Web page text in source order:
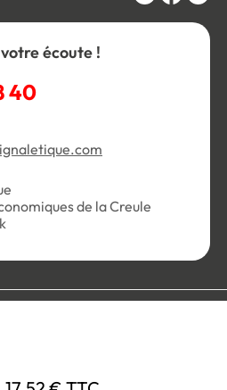
écoute !
40
de la Creule